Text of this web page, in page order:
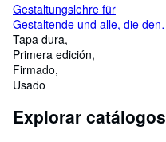
Gestaltungslehre für
Gestaltende und alle, die den
Sinn bildenden Gestaltens zu
verstehen sich bemühen
(signiert)
Tapa dura
Primera edición
Firmado
Usado
Explorar catálogos